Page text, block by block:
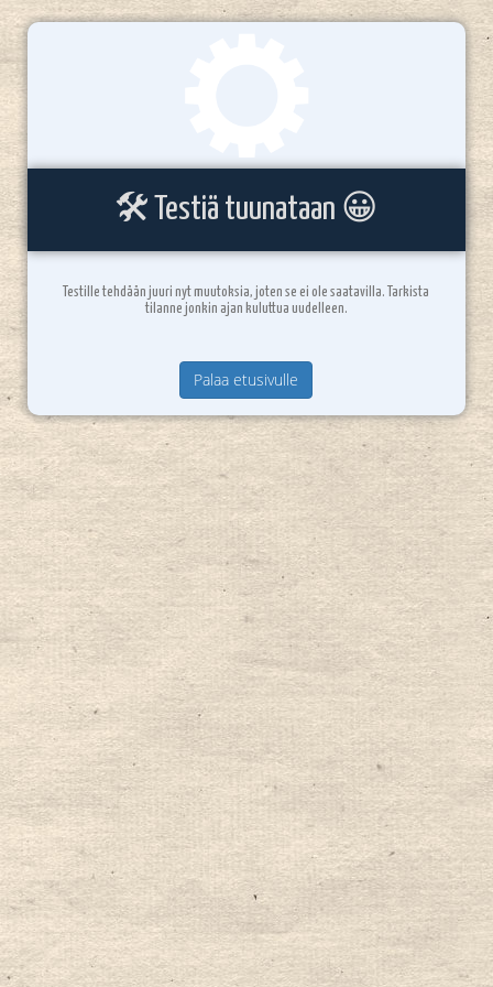
🛠️ Testiä tuunataan 😀
Testille tehdään juuri nyt muutoksia, joten se ei ole saatavilla. Tarkista
tilanne jonkin ajan kuluttua uudelleen.
Palaa etusivulle